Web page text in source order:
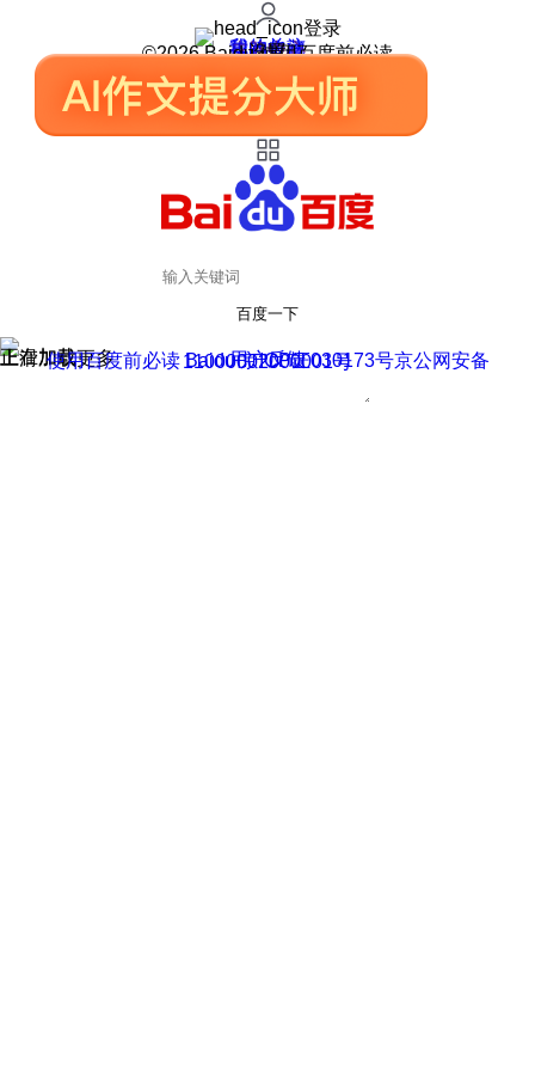
登录
我的关注
我的收藏
皮肤中心
用户反馈
设置
©2026 Baidu 使用百度前必读
百度一下
正在加载
上滑加载更多 用户反馈
使用百度前必读 Baidu 京ICP证030173号
京公网安备11000002000001号